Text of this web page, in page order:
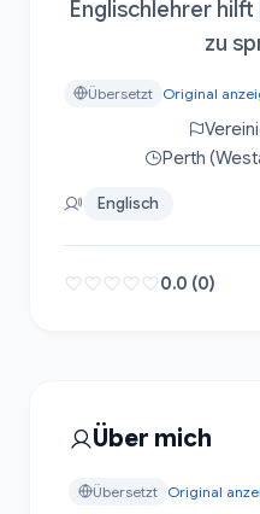
Englischlehrer
zu
Übersetzt Original
Perth
Englisch
0.0 (0)
Über mich
Übersetzt Original